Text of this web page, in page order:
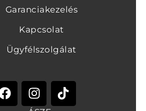
Garanciakezelés
Kapcsolat
Ügyfélszolgálat